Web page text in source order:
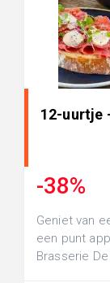
12-uurtje
-38%
Geniet van
een punt
Brasserie